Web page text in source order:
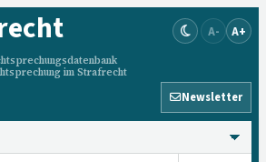
im Strafrecht
A- A+
Newsletter